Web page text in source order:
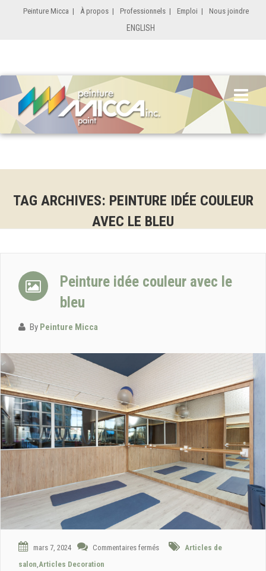
Peinture Micca | À propos | Professionnels | Emploi | Nous joindre
ENGLISH
TAG ARCHIVES: PEINTURE IDÉE COULEUR
AVEC LE BLEU
Peinture idée couleur avec le
bleu
By Peinture Micca
mars 7, 2024 Commentaires fermés
Articles de
salon Articles Decoration